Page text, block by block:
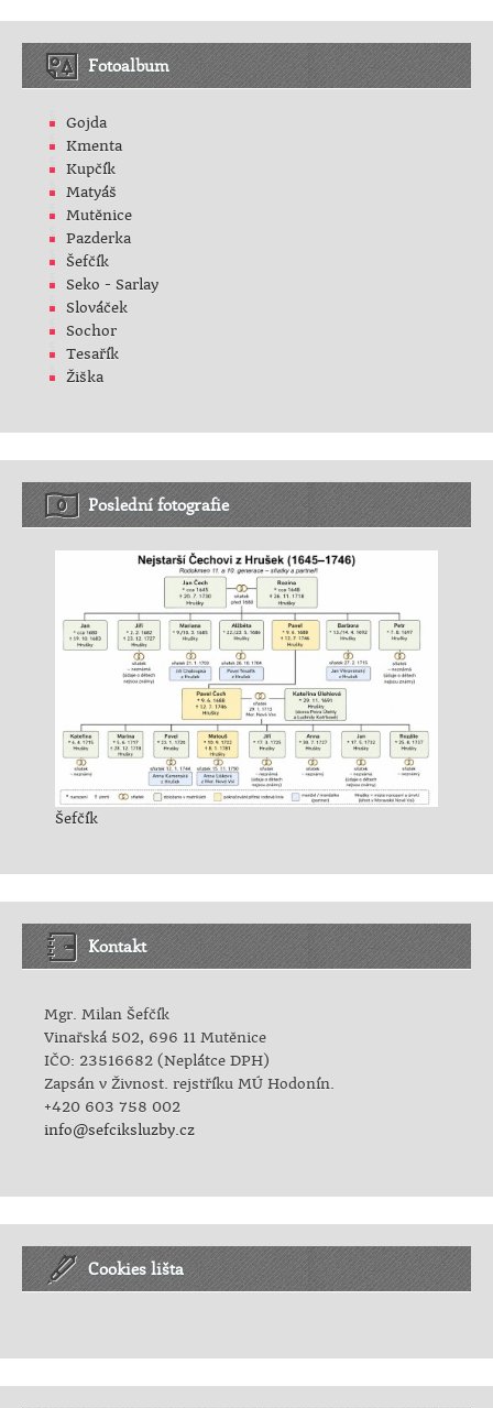
Fotoalbum
Gojda
Kmenta
Kupčík
Matyáš
Mutěnice
Pazderka
Šefčík
Seko - Sarlay
Slováček
Sochor
Tesařík
Žiška
Poslední fotografie
Šefčík
Kontakt
Mgr. Milan Šefčík
Vinařská 502, 696 11 Mutěnice
IČO: 23516682 (Neplátce DPH)
Zapsán v Živnost. rejstříku MÚ Hodonín.
+420 603 758 002
info@sefciksluzby.cz
Cookies lišta